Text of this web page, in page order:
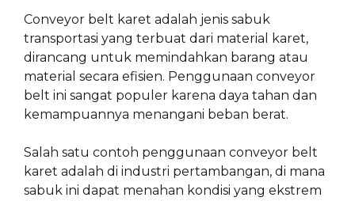
Conveyor belt karet adalah jenis sabuk
transportasi yang terbuat dari material karet,
dirancang untuk memindahkan barang atau
material secara efisien. Penggunaan conveyor
belt ini sangat populer karena daya tahan dan
kemampuannya menangani beban berat.
Salah satu contoh penggunaan conveyor belt
karet adalah di industri pertambangan, di mana
sabuk ini dapat menahan kondisi yang ekstrem